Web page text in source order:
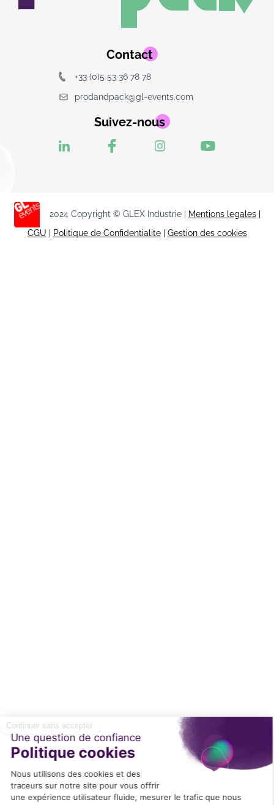
Contact
+33 (0)5 53 36 78 78
prodandpack@gl-events.com
Suivez-nous
2024 Copyright © GLEX Industrie | Mentions legales|
CGU | Politique de Confidentialite| Gestion des cookies